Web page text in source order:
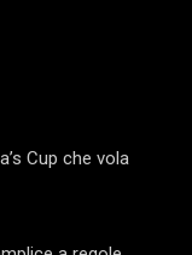
Cup che vola